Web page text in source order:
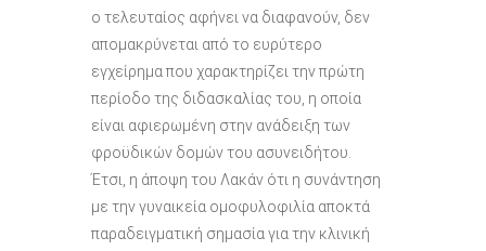
ο τελευταίος αφήνει να διαφανούν, δεν
απομακρύνεται από το ευρύτερο
εγχείρημα που χαρακτηρίζει την πρώτη
περίοδο της διδασκαλίας του, η οποία
είναι αφιερωμένη στην ανάδειξη των
φροϋδικών δομών του ασυνειδήτου.
Έτσι, η άποψη του Λακάν ότι η συνάντηση
με την γυναικεία ομοφυλοφιλία αποκτά
παραδειγματική σημασία για την κλινική